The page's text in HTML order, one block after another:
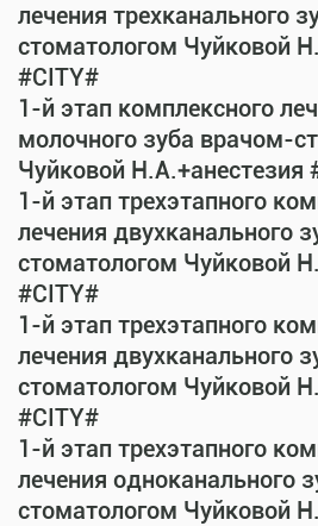
лечения трехканального
стоматологом Чуйковой
#CITY#
1-й этап комплексного
молочного зуба врачом-
Чуйковой Н.А.+анестезия
1-й этап трехэтапного
лечения двухканального
стоматологом Чуйковой
#CITY#
1-й этап трехэтапного
лечения двухканального
стоматологом Чуйковой
#CITY#
1-й этап трехэтапного
лечения одноканального
стоматологом Чуйковой